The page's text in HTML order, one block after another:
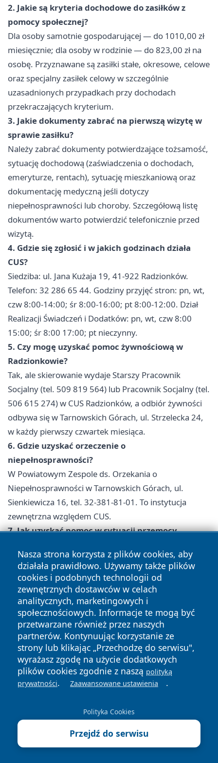
2. Jakie są kryteria dochodowe do zasiłków z
pomocy społecznej?
Dla osoby samotnie gospodarującej — do 1010,00 zł
miesięcznie; dla osoby w rodzinie — do 823,00 zł na
osobę. Przyznawane są zasiłki stałe, okresowe, celowe
oraz specjalny zasiłek celowy w szczególnie
uzasadnionych przypadkach przy dochodach
przekraczających kryterium.
3. Jakie dokumenty zabrać na pierwszą wizytę w
sprawie zasiłku?
Należy zabrać dokumenty potwierdzające tożsamość,
sytuację dochodową (zaświadczenia o dochodach,
emeryturze, rentach), sytuację mieszkaniową oraz
dokumentację medyczną jeśli dotyczy
niepełnosprawności lub choroby. Szczegółową listę
dokumentów warto potwierdzić telefonicznie przed
wizytą.
4. Gdzie się zgłosić i w jakich godzinach działa
CUS?
Siedziba: ul. Jana Kużaja 19, 41-922 Radzionków.
Telefon: 32 286 65 44. Godziny przyjęć stron: pn, wt,
czw 8:00-14:00; śr 8:00-16:00; pt 8:00-12:00. Dział
Realizacji Świadczeń i Dodatków: pn, wt, czw 8:00
15:00; śr 8:00 17:00; pt nieczynny.
5. Czy mogę uzyskać pomoc żywnościową w
Radzionkowie?
Tak, ale skierowanie wydaje Starszy Pracownik
Socjalny (tel. 509 819 564) lub Pracownik Socjalny (tel.
506 615 274) w CUS Radzionków, a odbiór żywności
odbywa się w Tarnowskich Górach, ul. Strzelecka 24,
w każdy pierwszy czwartek miesiąca.
6. Gdzie uzyskać orzeczenie o
niepełnosprawności?
W Powiatowym Zespole ds. Orzekania o
Niepełnosprawności w Tarnowskich Górach, ul.
Sienkiewicza 16, tel. 32-381-81-01. To instytucja
zewnętrzna względem CUS.
7. Jak uzyskać pomoc w sytuacji przemocy
Należy zadzwonić pod numer 531 503 601 w celu
umówienia wizyty u psychologa w Punkcie Interwencji
Kryzysowej. W nagłych przypadkach — Telefon
Zaufania 116 123 lub 112.
8. Czy CUS Radzionków pomaga osobom
bezrobotnym?
Tak, poprzez prace społecznie użyteczne realizowane
w porozumieniu z PUP Tarnowskie Góry. Uczestnicy
zachowują status bezrobotnego i ubezpieczenie
zdrowotne.
cus.radzionkow.pl. Dane mogą się zmieniać; pamiętaj,
warto sprawdzić je na oficjalnej stronie.
Nasza strona korzysta z plików cookies, aby
działała prawidłowo. Używamy także plików
cookies i podobnych technologii od
zewnętrznych dostawców w celach
analitycznych, marketingowych i
społecznościowych. Informacje te mogą być
przetwarzane również przez naszych
partnerów. Kontynuując korzystanie ze
strony lub klikając „Przechodzę do serwisu",
wyrażasz zgodę na użycie dodatkowych
plików cookies zgodnie z naszą polityką
prywatności. Zaawansowane ustawienia .
Polityka Cookies
Przejdź do serwisu